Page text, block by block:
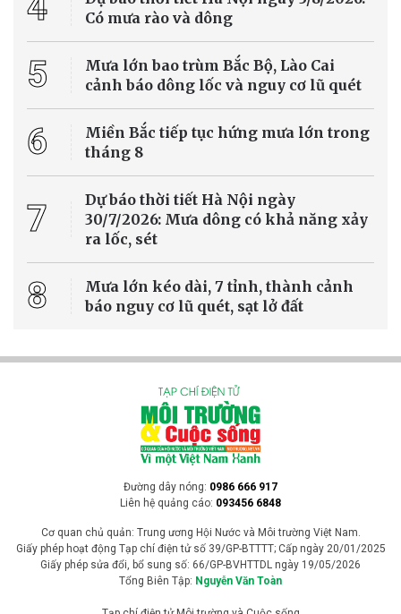
Những loại cây có khả năng chịu hạn không chỉ giúp duy trì mảng
xanh trong điều kiện thời tiết nắng nóng mà còn ít tốn công chăm
sóc. Dưới đây là 5 loại cây vừa đẹp mắt, dễ trồng, phù hợp với nhiều
Cuộc sống xanh
kiểm soát sa mạc hóa